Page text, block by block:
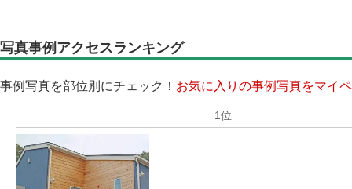
写真事例アクセスランキング
事例写真を部位別にチェック！ お気に入りの事例写真をマイ